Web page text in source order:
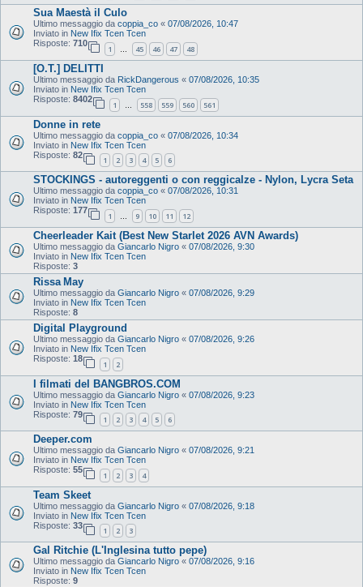
Sua Maestà il Culo
Ultimo messaggio da coppia_co « 07/08/2026, 10:47
Inviato in New Ifix Tcen Tcen
Risposte: 710
1 … 45 46 47 48
[O.T.] DELITTI
Ultimo messaggio da RickDangerous « 07/08/2026, 10:35
Inviato in New Ifix Tcen Tcen
Risposte: 8402
1 … 558 559 560 561
Donne in rete
Ultimo messaggio da coppia_co « 07/08/2026, 10:34
Inviato in New Ifix Tcen Tcen
Risposte: 82
1 2 3 4 5 6
STOCKINGS - autoreggenti o con reggicalze - Nylon, Lycra Seta
Ultimo messaggio da coppia_co « 07/08/2026, 10:31
Inviato in New Ifix Tcen Tcen
Risposte: 177
1 … 9 10 11 12
Cheerleader Kait (Best New Starlet 2026 AVN Awards)
Ultimo messaggio da Giancarlo Nigro « 07/08/2026, 9:30
Inviato in New Ifix Tcen Tcen
Risposte: 3
Rissa May
Ultimo messaggio da Giancarlo Nigro « 07/08/2026, 9:29
Inviato in New Ifix Tcen Tcen
Risposte: 8
Digital Playground
Ultimo messaggio da Giancarlo Nigro « 07/08/2026, 9:26
Inviato in New Ifix Tcen Tcen
Risposte: 18
1 2
I filmati del BANGBROS.COM
Ultimo messaggio da Giancarlo Nigro « 07/08/2026, 9:23
Inviato in New Ifix Tcen Tcen
Risposte: 79
1 2 3 4 5 6
Deeper.com
Ultimo messaggio da Giancarlo Nigro « 07/08/2026, 9:21
Inviato in New Ifix Tcen Tcen
Risposte: 55
1 2 3 4
Team Skeet
Ultimo messaggio da Giancarlo Nigro « 07/08/2026, 9:18
Inviato in New Ifix Tcen Tcen
Risposte: 33
1 2 3
Gal Ritchie (L'Inglesina tutto pepe)
Ultimo messaggio da Giancarlo Nigro « 07/08/2026, 9:16
Inviato in New Ifix Tcen Tcen
Risposte: 9